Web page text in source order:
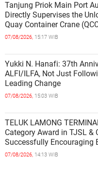
Tanjung Priok Main Port
Directly Supervises the
Quay Container Crane
Marimas Ship at the North J
07/08/2026, 15:17 WIB
Yukki N. Hanafi: 37th
ALFI/ILFA, Not Just
Leading Change
07/08/2026, 15:03 WIB
TELUK LAMONG
Category Award in TJSL &
Successfully Encouraging
INDEPENDENCE OF
07/08/2026, 14:13 WIB